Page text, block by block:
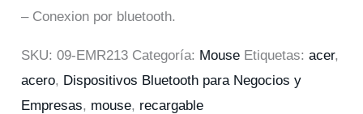
– Conexion por bluetooth.
SKU:09-EMR213 Categoría: Mouse Etiquetas:acer,
acero, Dispositivos Bluetooth para Negocios y
Empresas, mouse, recargable